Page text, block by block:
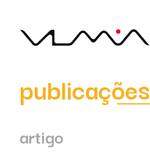
publicações
artigo